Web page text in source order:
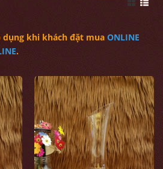
dụng khi khách đặt mua ONLINE
.